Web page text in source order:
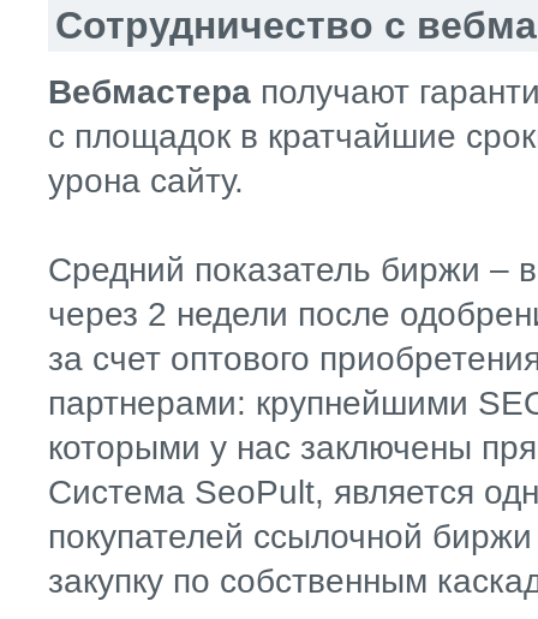
Сотрудничество с
Вебмастера получают
с площадок в кратчайшие
урона сайту.
Средний показатель биржи –
через 2 недели после
за счет оптового
партнерами: крупнейшими
которыми у нас заключены
Система SeoPult, является
покупателей ссылочной
закупку по собственным